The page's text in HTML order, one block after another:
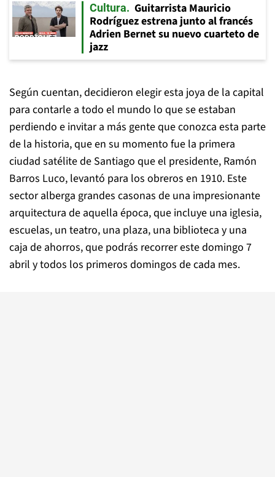
Cultura
Guitarrista Mauricio
Rodríguez estrena junto al francés
Adrien Bernet su nuevo cuarteto de
jazz
Según cuentan, decidieron elegir esta joya de la capital
para contarle a todo el mundo lo que se estaban
perdiendo e invitar a más gente que conozca esta parte
de la historia, que en su momento fue la primera
ciudad satélite de Santiago que el presidente, Ramón
Barros Luco, levantó para los obreros en 1910. Este
sector alberga grandes casonas de una impresionante
arquitectura de aquella época, que incluye una iglesia,
escuelas, un teatro, una plaza, una biblioteca y una
caja de ahorros, que podrás recorrer este domingo 7
abril y todos los primeros domingos de cada mes.